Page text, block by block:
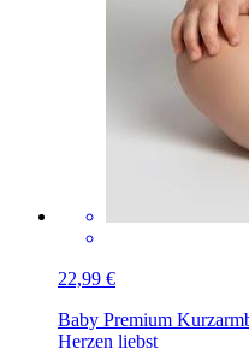
22,99 €
Baby Premium
Herzen liebst